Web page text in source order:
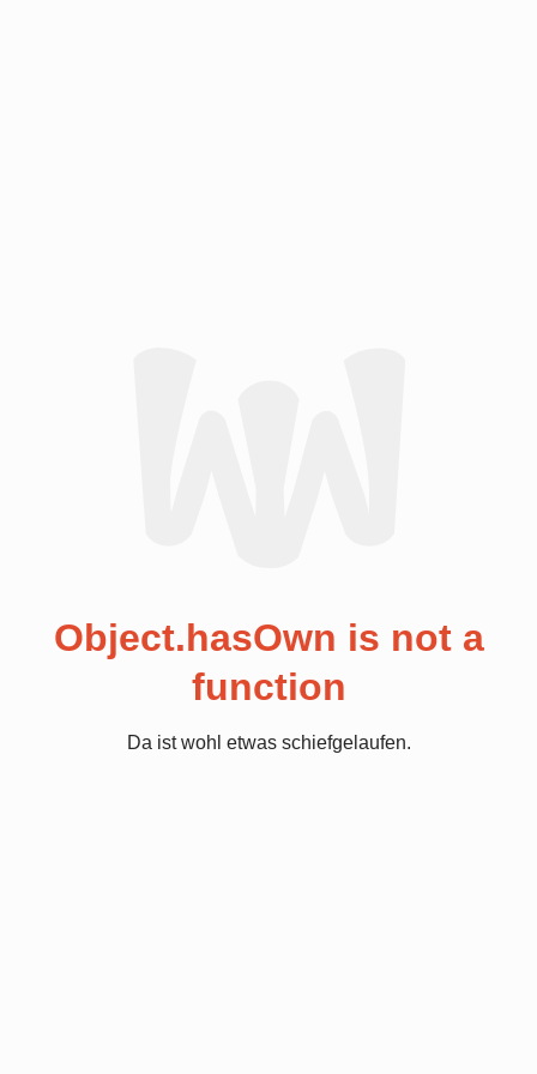
Object.hasOwn is not a
function
Da ist wohl etwas schiefgelaufen.